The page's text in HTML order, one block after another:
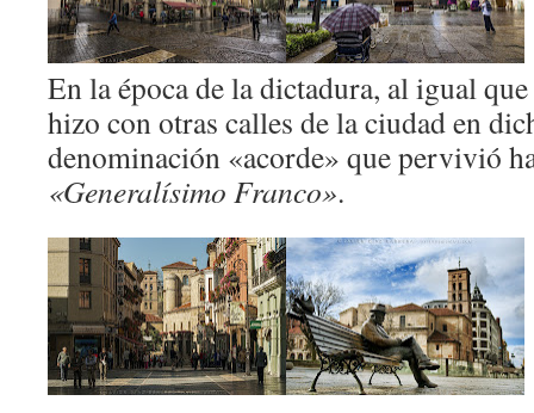
En la época de la dictadura, al igual
hizo con otras calles de la ciudad en
denominación «acorde» que pervivió
«Generalísimo Franco».